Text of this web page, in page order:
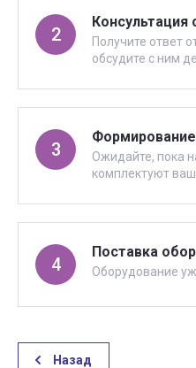
2
Консультация
Получите ответ
обсудите с ним
3
Ожидайте, пока
комплектуют ваш
4
Поставка
Оборудование
Назад